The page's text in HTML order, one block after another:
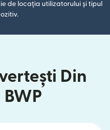
de locația utilizatorului și tipul
Din
BWP